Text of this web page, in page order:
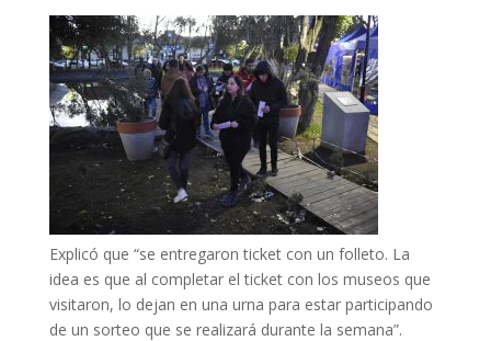
Explicó que “se entregaron ticket con un folleto. La
idea es que al completar el ticket con los museos que
visitaron, lo dejan en una urna para estar participando
de un sorteo que se realizará durante la semana”.